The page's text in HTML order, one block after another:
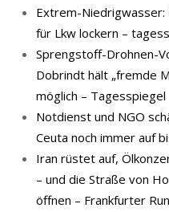
Extrem-
für Lkw lockern –
Sprengstoff-Drohnen-
Dobrindt hält „fremde
möglich – Tagesspiegel
Notdienst und NGO
Ceuta noch immer auf
Iran rüstet auf,
– und die Straße von
öffnen – Frankfurter